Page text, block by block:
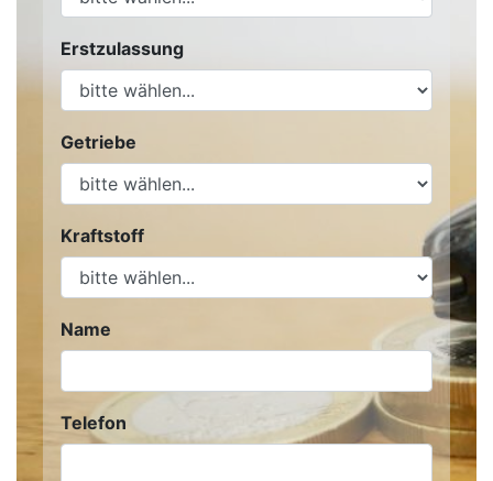
Erstzulassung
Getriebe
Kraftstoff
Name
Telefon